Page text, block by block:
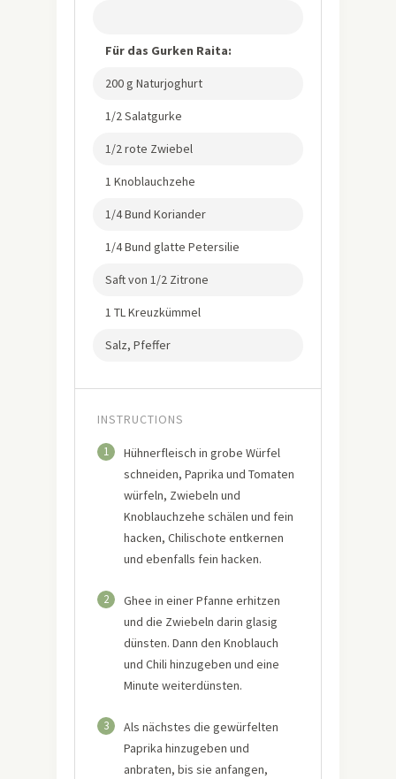
Für das Gurken Raita:
200 g Naturjoghurt
1/2 Salatgurke
1/2 rote Zwiebel
1 Knoblauchzehe
1/4 Bund Koriander
1/4 Bund glatte Petersilie
Saft von 1/2 Zitrone
1 TL Kreuzkümmel
Salz, Pfeffer
INSTRUCTIONS
1
Hühnerfleisch in grobe Würfel
schneiden, Paprika und Tomaten
würfeln, Zwiebeln und
Knoblauchzehe schälen und fein
hacken, Chilischote entkernen
und ebenfalls fein hacken.
2
Ghee in einer Pfanne erhitzen
und die Zwiebeln darin glasig
dünsten. Dann den Knoblauch
und Chili hinzugeben und eine
Minute weiterdünsten.
3
Als nächstes die gewürfelten
Paprika hinzugeben und
anbraten, bis sie anfangen,